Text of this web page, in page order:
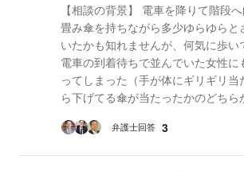
【相談の背景】 電車を降りて階段
畳み傘を持ちながら多少ゆらゆらと
いたかも知れませんが、何気に歩
電車の到着待ちで並んでいた女性に
ってしまった（手が体にギリギリ当
ら下げてる傘が当たったかのどちら
いますが...弁護士回答 3